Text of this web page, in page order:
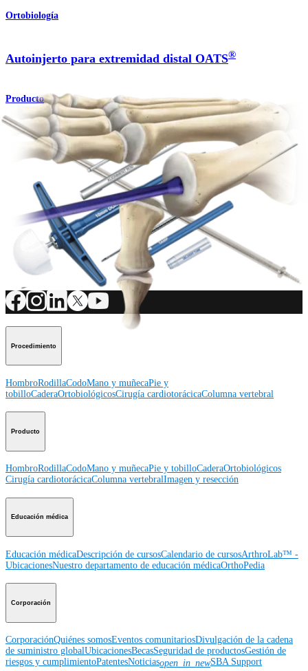
Ortobiología
Autoinjerto para extremidad distal OATS®
Producto
Pie y tobillo
Aloinjerto osteocondral
Procedimiento
¿Cómo podemos ayudarlo?
Contacte a un representante
Ver eventos, laboratorios y oportunidades educativas
Regístrese para recibir: ¿Qué hay de nuevo en Arthrex?
Conéctese con nosotros
Procedimiento
HombroRodillaCodoMano y muñecaPie y
tobilloCaderaOrtobiológicosCirugía cardiotorácicaColumna vertebral
Producto
HombroRodillaCodoMano y muñecaPie y tobilloCaderaOrtobiológicos
Cirugía cardiotorácicaColumna vertebralImagen y resección
Educación médica
Educación médicaDescripción de cursosCalendario de cursosArthroLab™ -
UbicacionesNuestro departamento de educación médicaOrthoPedia
Corporación
CorporaciónQuiénes somosEventos comunitariosDivulgación de la cadena
de suministro globalUbicacionesBecasSeguridad de productosGestión de
riesgos y cumplimientoPatentesNoticiasopen_in_newSBA Support